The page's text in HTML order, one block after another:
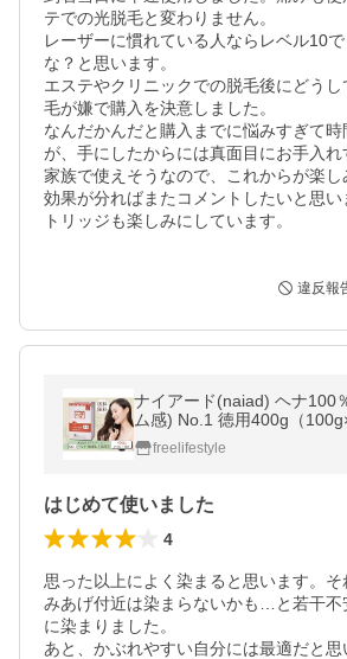
テでの光脱毛と変わりません。
レーザーに慣れている人ならレベル10
な？と思います。
エステやクリニックでの脱毛後にどうし
毛が嫌で購入を決意しました。
なんだかんだと購入までに悩みすぎて時
が、手にしたからには真面目にお手入れ
家族で使えそうなので、これからが楽し
効果が分ればまたコメントしたいと思
トリッジも楽しみにしています。
違反報
ナイアード(naiad) ヘナ100
ム感) No.1 徳用400g（
ヘアカラー ヘアトリートメ
NAIAD HENNA
freelifestyle
はじめて使いました
4
思った以上によく染まると思います。そ
みあげ付近は染まらないかも…と若干不
に染まりました。
あと、かぶれやすい自分には最適だと